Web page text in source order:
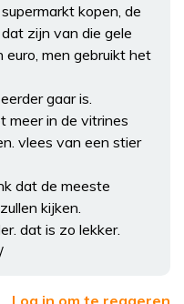
kopen, de
zijn van die gele
men gebruikt het
gaar is.
meer in de vitrines
vlees van een stier
dat de meeste
kijken.
dat is zo lekker.